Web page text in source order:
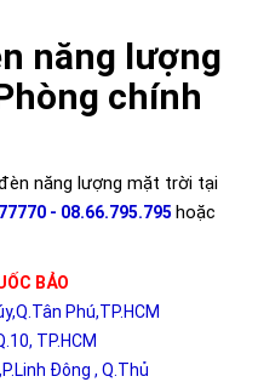
năng lượng
chính
năng lượng mặt trời tại
- 08.66.795.795 hoặc
BẢO
Phú,TP.HCM
TP.HCM
Đông , Q.Thủ